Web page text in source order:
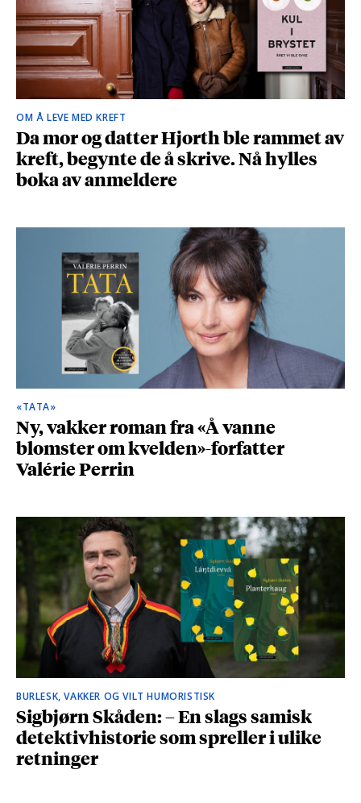
OM Å LEVE MED KREFT
Da mor og datter Hjorth ble rammet av
kreft, begynte de å skrive. Nå hylles
boka av anmeldere
«TATA»
Ny, vakker roman fra «Å vanne
blomster om kvelden»-forfatter
Valérie Perrin
BURLESK, VAKKER OG VILT HUMORISTISK
Sigbjørn Skåden: – En slags samisk
detektivhistorie som spreller i ulike
retninger